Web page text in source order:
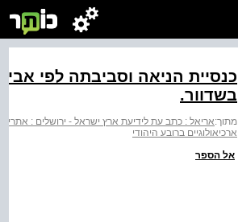
כנסיית הניאה וסביבתה לפי
בשדוור.
מתוך:אריאל : כתב עת לידיעת ארץ ישראל - ירושלים : אתרים
ארכיאולוגיים ברובע היהודי
אל הספר